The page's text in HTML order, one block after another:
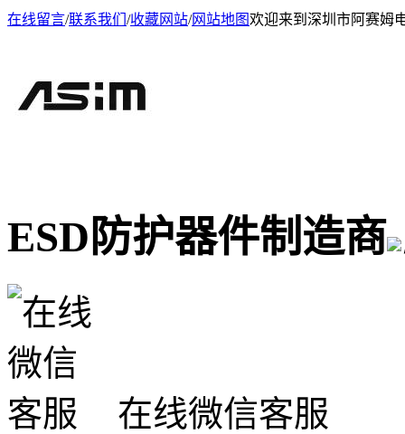
在线留言/联系我们 /收藏网站/网站地图欢迎来到深圳市阿赛姆
ESD防护器件制造商
在线微信客服